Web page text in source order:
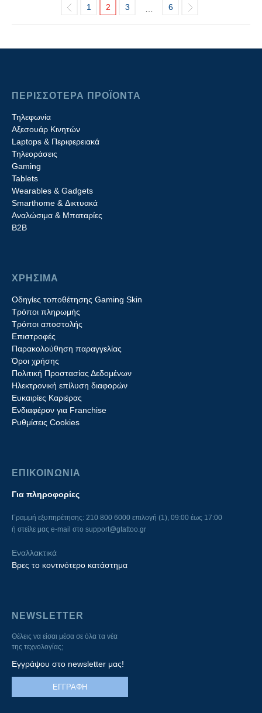
1 2 3 6
ΠΕΡΙΣΣΟΤΕΡΑ ΠΡΟΪΟΝΤΑ
Τηλεφωνία
Αξεσουάρ Κινητών
Laptops & Περιφερειακά
Τηλεοράσεις
Gaming
Tablets
Wearables & Gadgets
Smarthome & Δικτυακά
Aναλώσιμα & Μπαταρίες
Β2B
ΧΡΗΣΙΜΑ
Οδηγίες τοποθέτησης Gaming Skin
Τρόποι πληρωμής
Τρόποι αποστολής
Επιστροφές
Παρακολούθηση παραγγελίας
Όροι χρήσης
Πολιτική Προστασίας Δεδομένων
Ηλεκτρονική επίλυση διαφορών
Ευκαιρίες Καριέρας
Ενδιαφέρον για Franchise
Ρυθμίσεις Cookies
ΕΠΙΚΟΙΝΩΝΙΑ
Για πληροφορίες
Γραμμή εξυπηρέτησης: 210 800 6000 επιλογή (1), 09:00 έως 17:00
ή στείλε μας e-mail στο support@gtattoo.gr
Εναλλακτικά
Βρες το κοντινότερο κατάστημα
NEWSLETTER
Θέλεις να είσαι μέσα σε όλα τα νέα
της τεχνολογίας;
Εγγράψου στο newsletter μας!
ΕΓΓΡΑΦΗ